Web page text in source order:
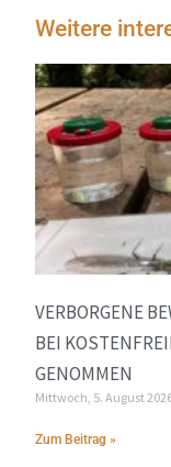
Weitere
VERBORGENE
BEI
GENOMMEN
Mittwoch, 5. August
Zum Beitrag »